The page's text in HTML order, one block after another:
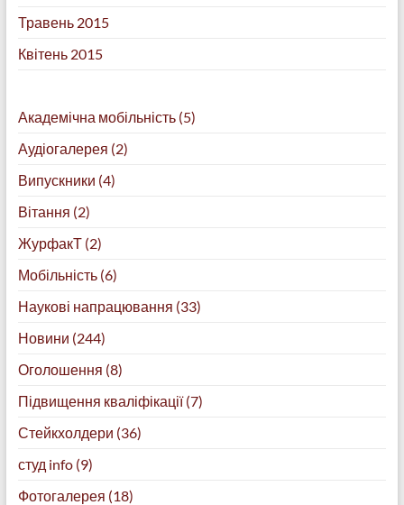
Травень 2015
Квітень 2015
Академічна мобільність(5)
Аудіогалерея (2)
Випускники (4)
Вітання (2)
ЖурфакТ(2)
Мобільність(6)
Наукові напрацювання (33)
Новини (244)
Оголошення (8)
Підвищення кваліфікації(7)
Стейкхолдери (36)
студ info(9)
Фотогалерея (18)